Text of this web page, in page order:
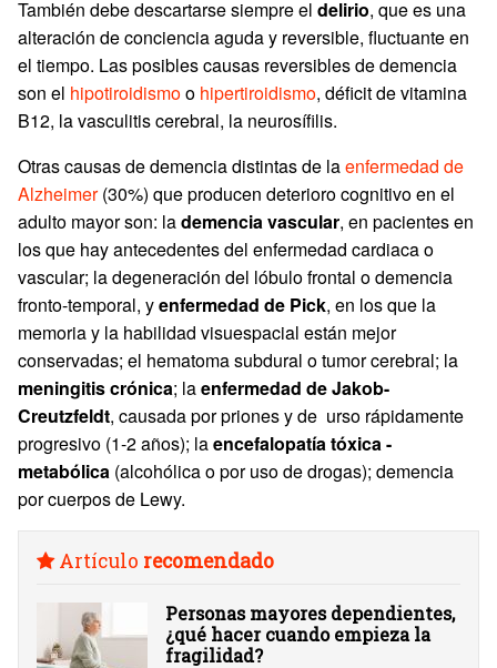
También debe descartarse siempre el delirio, que es una
alteración de conciencia aguda y reversible, fluctuante en
el tiempo. Las posibles causas reversibles de demencia
son el hipotiroidismoo hipertiroidismo, déficit de vitamina
B12, la vasculitis cerebral, la neurosífilis.
Otras causas de demencia distintas de laenfermedad de
Alzheimer(30%) que producen deterioro cognitivo en el
adulto mayor son: lademencia vascular, en pacientes en
los que hay antecedentes del enfermedad cardiaca o
vascular; la degeneración del lóbulo frontal o demencia
fronto-temporal, yenfermedad de Pick, en los que la
memoria y la habilidad visuespacial están mejor
conservadas; el hematoma subdural o tumor cerebral; la
meningitis crónica; laenfermedad de Jakob-
Creutzfeldt, causada por priones y de urso rápidamente
progresivo (1-2 años); laencefalopatía tóxica -
metabólica (alcohólica o por uso de drogas); demencia
por cuerpos de Lewy.
Artículo recomendado
Personas mayores dependientes,
¿qué hacer cuando empieza la
fragilidad?